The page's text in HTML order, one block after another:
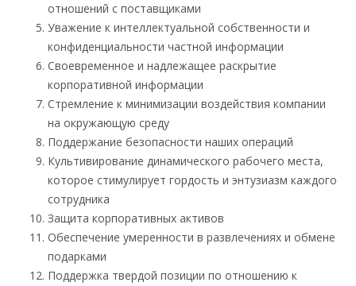
отношений с поставщиками
Уважение к интеллектуальной собственности и
конфиденциальности частной информации
Своевременное и надлежащее раскрытие
корпоративной информации
Стремление к минимизации воздействия компании
на окружающую среду
Поддержание безопасности наших операций
Культивирование динамического рабочего места,
которое стимулирует гордость и энтузиазм каждого
сотрудника
Защита корпоративных активов
Обеспечение умеренности в развлечениях и обмене
подарками
Поддержка твердой позиции по отношению к